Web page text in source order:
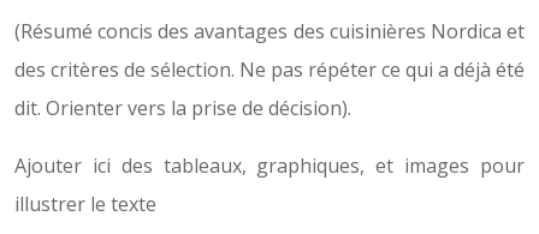
(Résumé concis des avantages des cuisinières Nordica et
des critères de sélection. Ne pas répéter ce qui a déjà été
dit. Orienter vers la prise de décision).
Ajouter ici des tableaux, graphiques, et images pour
illustrer le texte